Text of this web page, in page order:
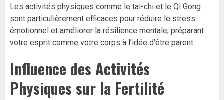
Les activités physiques comme le tai-chi et le Qi Gong
sont particulièrement efficaces pour réduire le stress
émotionnel et améliorer la résilience mentale, préparant
votre esprit comme votre corps à l’idée d’être parent.
Influence des Activités
Physiques sur la Fertilité